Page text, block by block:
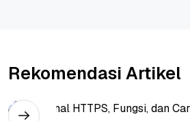
Rekomendasi Artikel